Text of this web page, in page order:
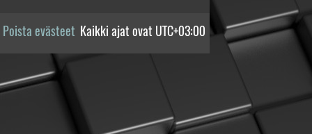
Kaikki ajat ovat UTC+03:00
Poista evästeet